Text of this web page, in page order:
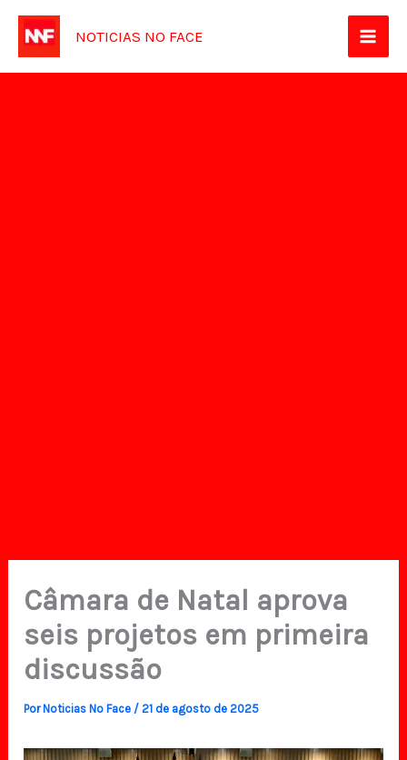
para
NOTICIAS NO FACE
Câmara de Natal aprova
seis projetos em primeira
discussão
PorNoticias No Face /21 de agosto de 2025